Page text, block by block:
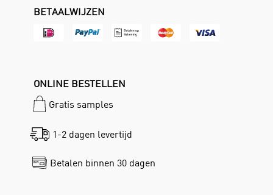
BETAALWIJZEN
ONLINE BESTELLEN
Gratis samples
1-2 dagen levertijd
Betalen binnen 30 dagen